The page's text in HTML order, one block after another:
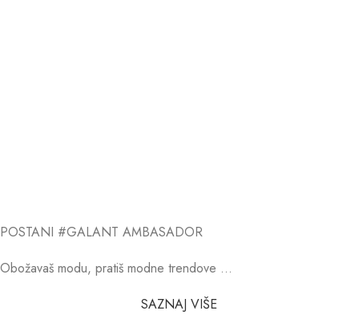
POSTANI #GALANT AMBASADOR
Obožavaš modu, pratiš modne trendove …
SAZNAJ VIŠE